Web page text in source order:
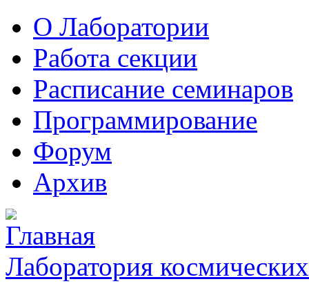
О Лаборатории
Работа секции
Расписание семинаров
Программирование
Форум
Архив
Лаборатория